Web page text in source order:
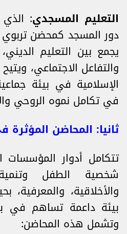
التعليم المسجدي:
دور المسجد كمحضن
يجمع بين التعليم
والتفاعل الاجتماعي،
الإسلامية في بيئة
في تكامل نموه الروحي
ثانيا: المحاضن المؤثرة
تتكامل أدوار
شخصية الطفل
والأخلاقية،
بيئة داعمة تساهم في
وتشمل هذه المحاضن: